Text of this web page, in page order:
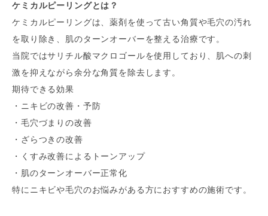
ケミカルピーリングとは？
ケミカルピーリングは、薬剤を使って古い角質や毛穴の汚れ
を取り除き、肌のターンオーバーを整える治療です。
当院ではサリチル酸マクロゴールを使用しており、肌への刺
激を抑えながら余分な角質を除去します。
期待できる効果
・ニキビの改善・予防
・毛穴づまりの改善
・ざらつきの改善
・くすみ改善によるトーンアップ
・肌のターンオーバー正常化
特にニキビや毛穴のお悩みがある方におすすめの施術です。